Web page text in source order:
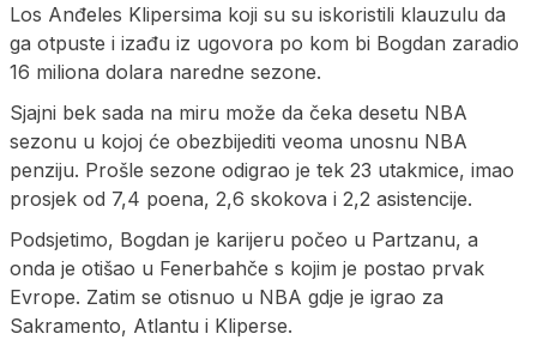
Los Anđeles Klipersima koji su su iskoristili klauzulu da
ga otpuste i izađu iz ugovora po kom bi Bogdan zaradio
16 miliona dolara naredne sezone.
Sjajni bek sada na miru može da čeka desetu NBA
sezonu u kojoj će obezbijediti veoma unosnu NBA
penziju. Prošle sezone odigrao je tek 23 utakmice, imao
prosjek od 7,4 poena, 2,6 skokova i 2,2 asistencije.
Podsjetimo, Bogdan je karijeru počeo u Partzanu, a
onda je otišao u Fenerbahče s kojim je postao prvak
Evrope. Zatim se otisnuo u NBA gdje je igrao za
Sakramento, Atlantu i Kliperse.